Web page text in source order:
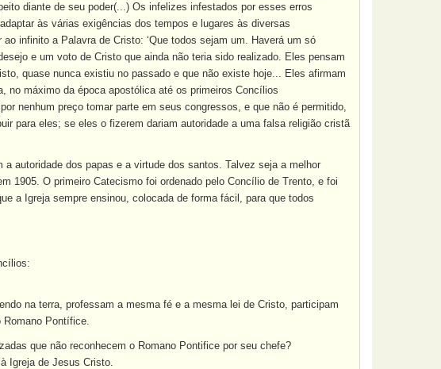
diante de seu poder(...) Os infelizes infestados por esses erros
às várias exigências dos tempos e lugares às diversas
infinito a Palavra de Cristo: ‘Que todos sejam um. Haverá um só
e um voto de Cristo que ainda não teria sido realizado. Eles pensam
quase nunca existiu no passado e que não existe hoje... Eles afirmam
no máximo da época apostólica até os primeiros Concílios
nenhum preço tomar parte em seus congressos, e que não é permitido,
para eles; se eles o fizerem dariam autoridade a uma falsa religião cristã
autoridade dos papas e a virtude dos santos. Talvez seja a melhor
1905. O primeiro Catecismo foi ordenado pelo Concílio de Trento, e foi
a Igreja sempre ensinou, colocada de forma fácil, para que todos
na terra, professam a mesma fé e a mesma lei de Cristo, participam
Pontífice.
que não reconhecem o Romano Pontifice por seu chefe?
Igreja de Jesus Cristo.